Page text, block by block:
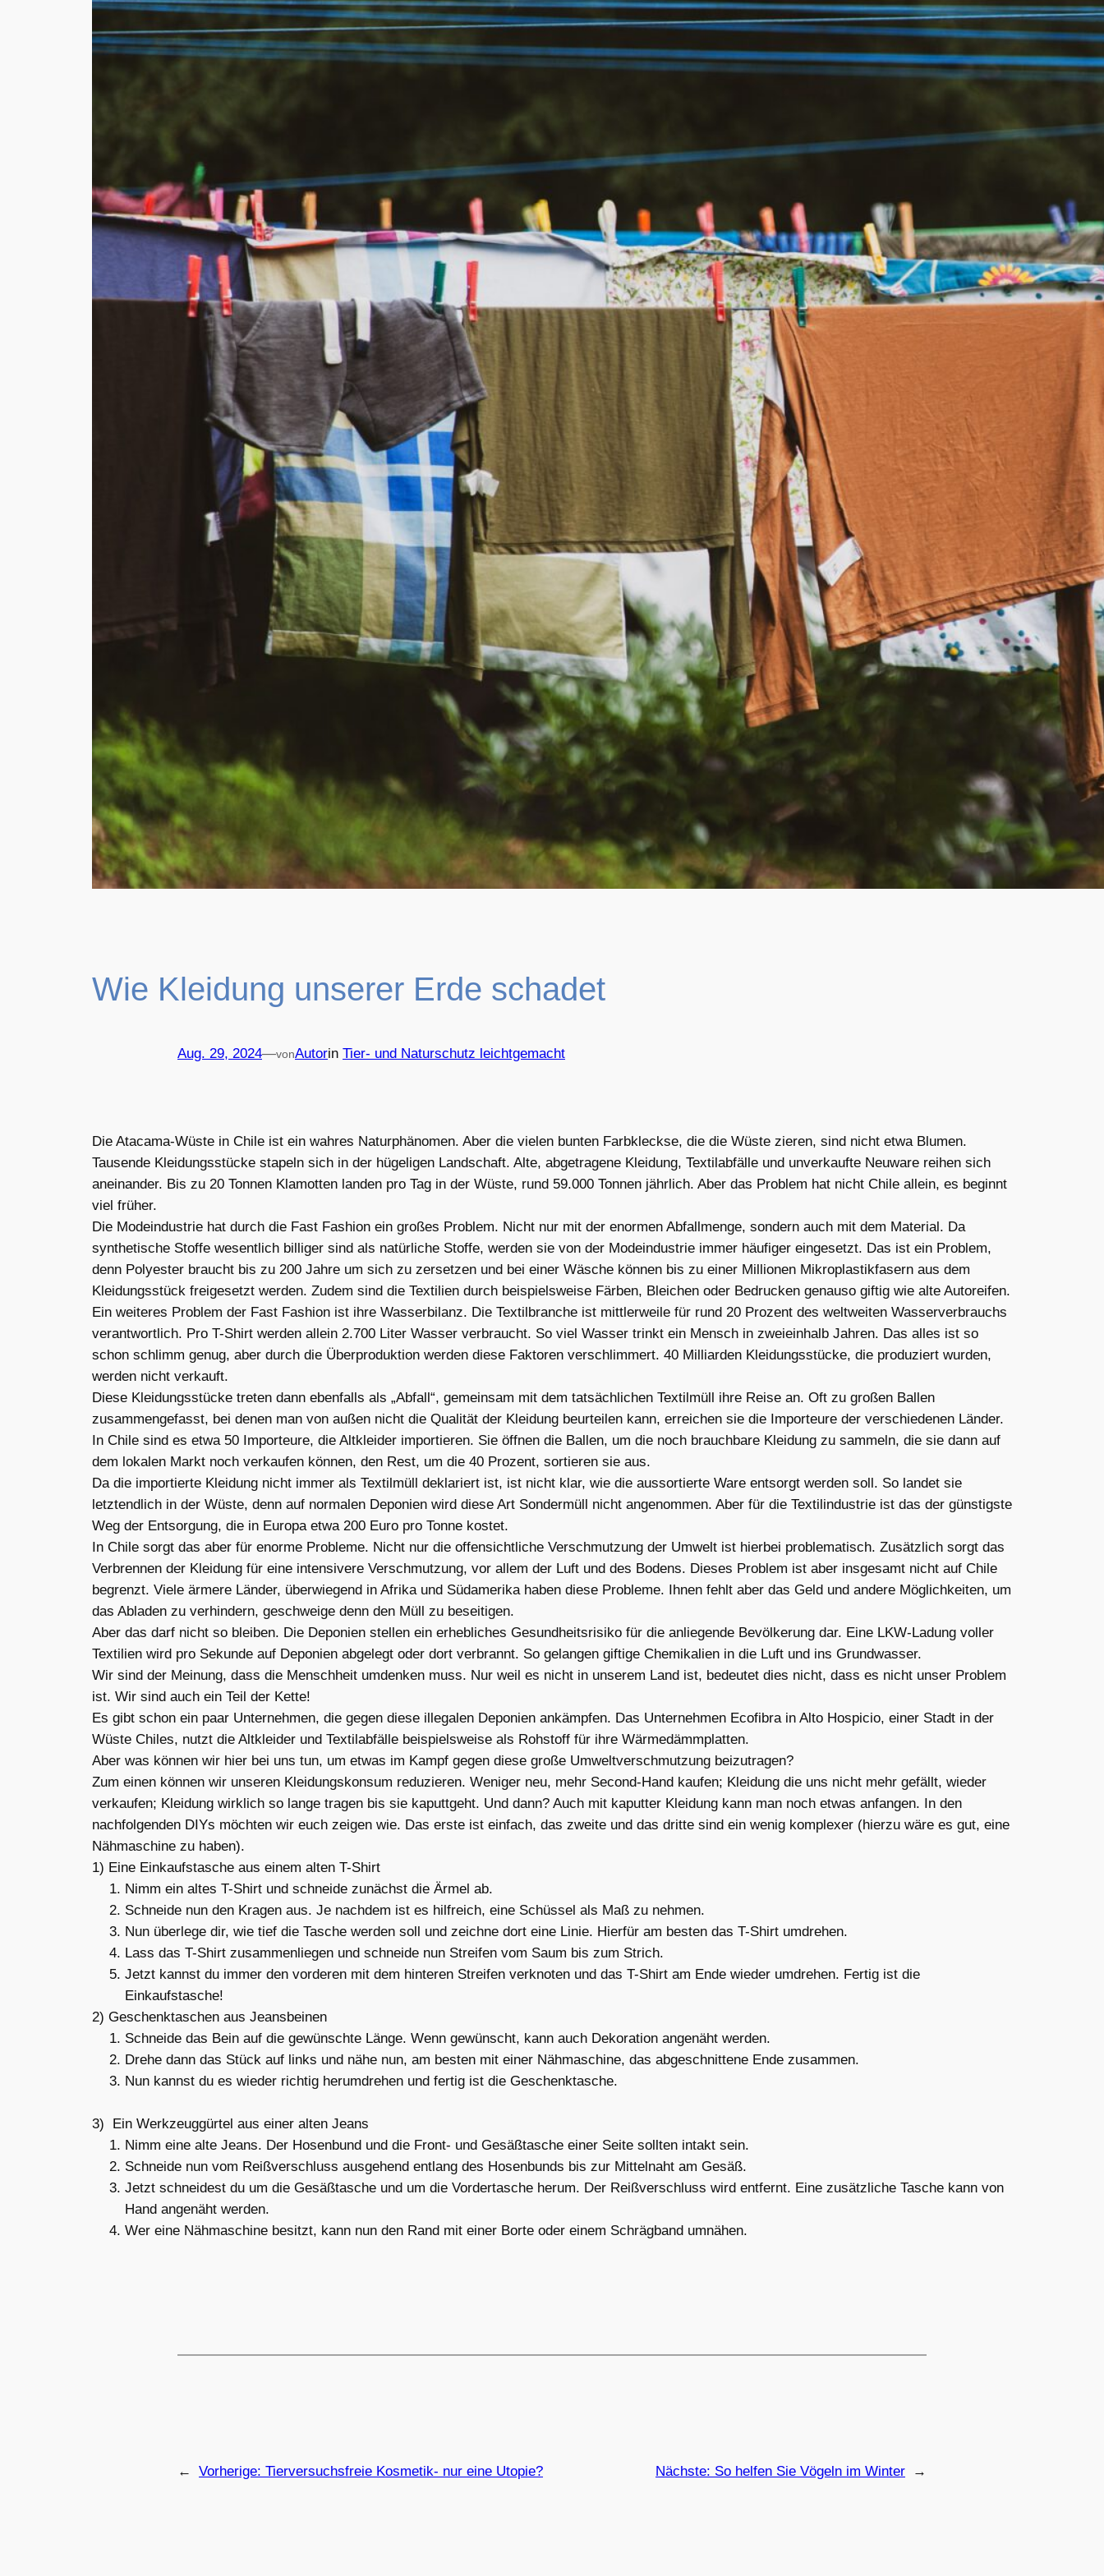
Wie Kleidung unserer Erde schadet
Aug. 29, 2024—vonAutorin Tier- und Naturschutz leichtgemacht
Die Atacama-Wüste in Chile ist ein wahres Naturphänomen. Aber die vielen bunten Farbkleckse, die die Wüste zieren, sind nicht etwa Blumen.
Tausende Kleidungsstücke stapeln sich in der hügeligen Landschaft. Alte, abgetragene Kleidung, Textilabfälle und unverkaufte Neuware reihen sich
aneinander. Bis zu 20 Tonnen Klamotten landen pro Tag in der Wüste, rund 59.000 Tonnen jährlich. Aber das Problem hat nicht Chile allein, es beginnt
viel früher.
Die Modeindustrie hat durch die Fast Fashion ein großes Problem. Nicht nur mit der enormen Abfallmenge, sondern auch mit dem Material. Da
synthetische Stoffe wesentlich billiger sind als natürliche Stoffe, werden sie von der Modeindustrie immer häufiger eingesetzt. Das ist ein Problem,
denn Polyester braucht bis zu 200 Jahre um sich zu zersetzen und bei einer Wäsche können bis zu einer Millionen Mikroplastikfasern aus dem
Kleidungsstück freigesetzt werden. Zudem sind die Textilien durch beispielsweise Färben, Bleichen oder Bedrucken genauso giftig wie alte Autoreifen.
Ein weiteres Problem der Fast Fashion ist ihre Wasserbilanz. Die Textilbranche ist mittlerweile für rund 20 Prozent des weltweiten Wasserverbrauchs
verantwortlich. Pro T-Shirt werden allein 2.700 Liter Wasser verbraucht. So viel Wasser trinkt ein Mensch in zweieinhalb Jahren. Das alles ist so
schon schlimm genug, aber durch die Überproduktion werden diese Faktoren verschlimmert. 40 Milliarden Kleidungsstücke, die produziert wurden,
werden nicht verkauft.
Diese Kleidungsstücke treten dann ebenfalls als „Abfall“, gemeinsam mit dem tatsächlichen Textilmüll ihre Reise an. Oft zu großen Ballen
zusammengefasst, bei denen man von außen nicht die Qualität der Kleidung beurteilen kann, erreichen sie die Importeure der verschiedenen Länder.
In Chile sind es etwa 50 Importeure, die Altkleider importieren. Sie öffnen die Ballen, um die noch brauchbare Kleidung zu sammeln, die sie dann auf
dem lokalen Markt noch verkaufen können, den Rest, um die 40 Prozent, sortieren sie aus.
Da die importierte Kleidung nicht immer als Textilmüll deklariert ist, ist nicht klar, wie die aussortierte Ware entsorgt werden soll. So landet sie
letztendlich in der Wüste, denn auf normalen Deponien wird diese Art Sondermüll nicht angenommen. Aber für die Textilindustrie ist das der günstigste
Weg der Entsorgung, die in Europa etwa 200 Euro pro Tonne kostet.
In Chile sorgt das aber für enorme Probleme. Nicht nur die offensichtliche Verschmutzung der Umwelt ist hierbei problematisch. Zusätzlich sorgt das
Verbrennen der Kleidung für eine intensivere Verschmutzung, vor allem der Luft und des Bodens. Dieses Problem ist aber insgesamt nicht auf Chile
begrenzt. Viele ärmere Länder, überwiegend in Afrika und Südamerika haben diese Probleme. Ihnen fehlt aber das Geld und andere Möglichkeiten, um
das Abladen zu verhindern, geschweige denn den Müll zu beseitigen.
Aber das darf nicht so bleiben. Die Deponien stellen ein erhebliches Gesundheitsrisiko für die anliegende Bevölkerung dar. Eine LKW-Ladung voller
Textilien wird pro Sekunde auf Deponien abgelegt oder dort verbrannt. So gelangen giftige Chemikalien in die Luft und ins Grundwasser.
Wir sind der Meinung, dass die Menschheit umdenken muss. Nur weil es nicht in unserem Land ist, bedeutet dies nicht, dass es nicht unser Problem
ist. Wir sind auch ein Teil der Kette!
Es gibt schon ein paar Unternehmen, die gegen diese illegalen Deponien ankämpfen. Das Unternehmen Ecofibra in Alto Hospicio, einer Stadt in der
Wüste Chiles, nutzt die Altkleider und Textilabfälle beispielsweise als Rohstoff für ihre Wärmedämmplatten.
Aber was können wir hier bei uns tun, um etwas im Kampf gegen diese große Umweltverschmutzung beizutragen?
Zum einen können wir unseren Kleidungskonsum reduzieren. Weniger neu, mehr Second-Hand kaufen; Kleidung die uns nicht mehr gefällt, wieder
verkaufen; Kleidung wirklich so lange tragen bis sie kaputtgeht. Und dann? Auch mit kaputter Kleidung kann man noch etwas anfangen. In den
nachfolgenden DIYs möchten wir euch zeigen wie. Das erste ist einfach, das zweite und das dritte sind ein wenig komplexer (hierzu wäre es gut, eine
Nähmaschine zu haben).
1) Eine Einkaufstasche aus einem alten T-Shirt
Nimm ein altes T-Shirt und schneide zunächst die Ärmel ab.
Schneide nun den Kragen aus. Je nachdem ist es hilfreich, eine Schüssel als Maß zu nehmen.
Nun überlege dir, wie tief die Tasche werden soll und zeichne dort eine Linie. Hierfür am besten das T-Shirt umdrehen.
Lass das T-Shirt zusammenliegen und schneide nun Streifen vom Saum bis zum Strich.
Jetzt kannst du immer den vorderen mit dem hinteren Streifen verknoten und das T-Shirt am Ende wieder umdrehen. Fertig ist die
Einkaufstasche!
2) Geschenktaschen aus Jeansbeinen
Schneide das Bein auf die gewünschte Länge. Wenn gewünscht, kann auch Dekoration angenäht werden.
Drehe dann das Stück auf links und nähe nun, am besten mit einer Nähmaschine, das abgeschnittene Ende zusammen.
Nun kannst du es wieder richtig herumdrehen und fertig ist die Geschenktasche.
3) Ein Werkzeuggürtel aus einer alten Jeans
Nimm eine alte Jeans. Der Hosenbund und die Front- und Gesäßtasche einer Seite sollten intakt sein.
Schneide nun vom Reißverschluss ausgehend entlang des Hosenbunds bis zur Mittelnaht am Gesäß.
Jetzt schneidest du um die Gesäßtasche und um die Vordertasche herum. Der Reißverschluss wird entfernt. Eine zusätzliche Tasche kann von
Hand angenäht werden.
Wer eine Nähmaschine besitzt, kann nun den Rand mit einer Borte oder einem Schrägband umnähen.
← Vorherige: Tierversuchsfreie Kosmetik- nur eine Utopie? Nächste: So helfen Sie Vögeln im Winter →